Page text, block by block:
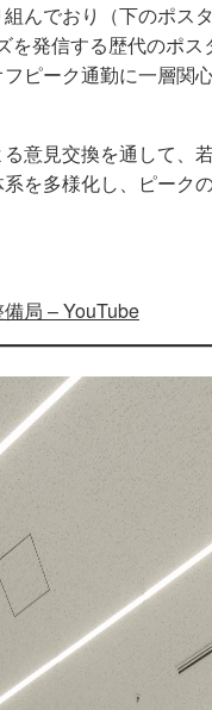
んでおり（下のポス
発信する歴代のポス
ピーク通勤に一層関心
意見交換を通して、
を多様化し、ピーク
局 – YouTube